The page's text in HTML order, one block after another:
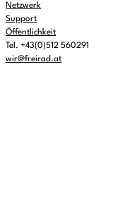
Netzwerk
Support
Öffentlichkeit
Tel. +43(0)512 560291
wir@freirad.at